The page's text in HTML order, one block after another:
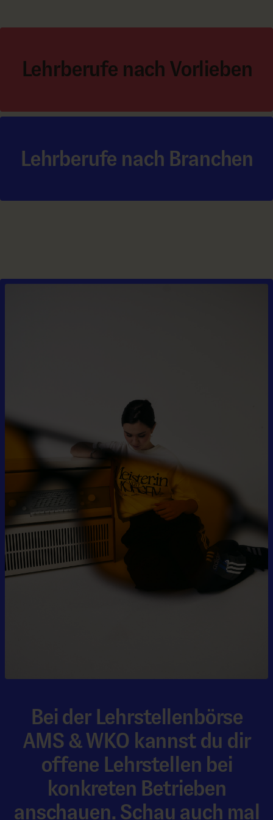
Lehrberufe nach Vorlieben
Lehrberufe nach Branchen
Bei der Lehrstellenbörse
AMS & WKO kannst du dir
offene Lehrstellen bei
konkreten Betrieben
anschauen. Schau auch mal